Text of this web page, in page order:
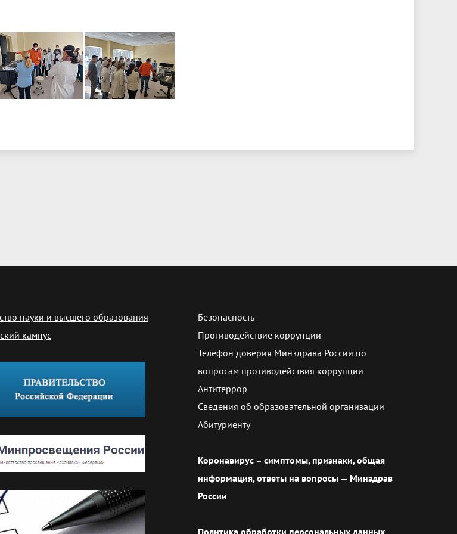
науки и высшего образования
кампус
Безопасность
Противодействие коррупции
Телефон доверия Минздрава России по
вопросам противодействия коррупции
Антитеррор
Сведения об образовательной организации
Абитуриенту
Коронавирус – симптомы, признаки, общая
информация, ответы на вопросы — Минздрав
России
Политика обработки персональных данных